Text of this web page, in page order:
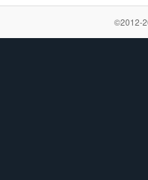
©2012-